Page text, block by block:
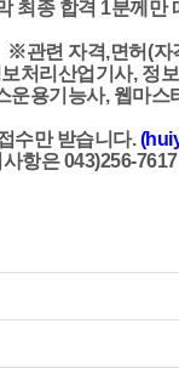
최종 합격 1분께만
※관련 자격,면허(자
처리산업기사, 정
운용기능사, 웹마스
수만 받습니다.(
항은 043)256-